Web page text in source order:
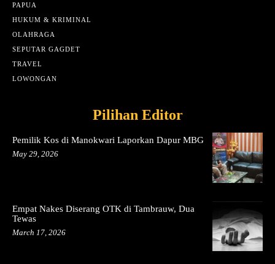
PAPUA
HUKUM & KRIMINAL
OLAHRAGA
SEPUTAR GAGDET
TRAVEL
LOWONGAN
Pilihan Editor
Pemilik Kos di Manokwari Laporkan Dapur MBG
May 29, 2026
Empat Nakes Diserang OTK di Tambrauw, Dua
Tewas
March 17, 2026